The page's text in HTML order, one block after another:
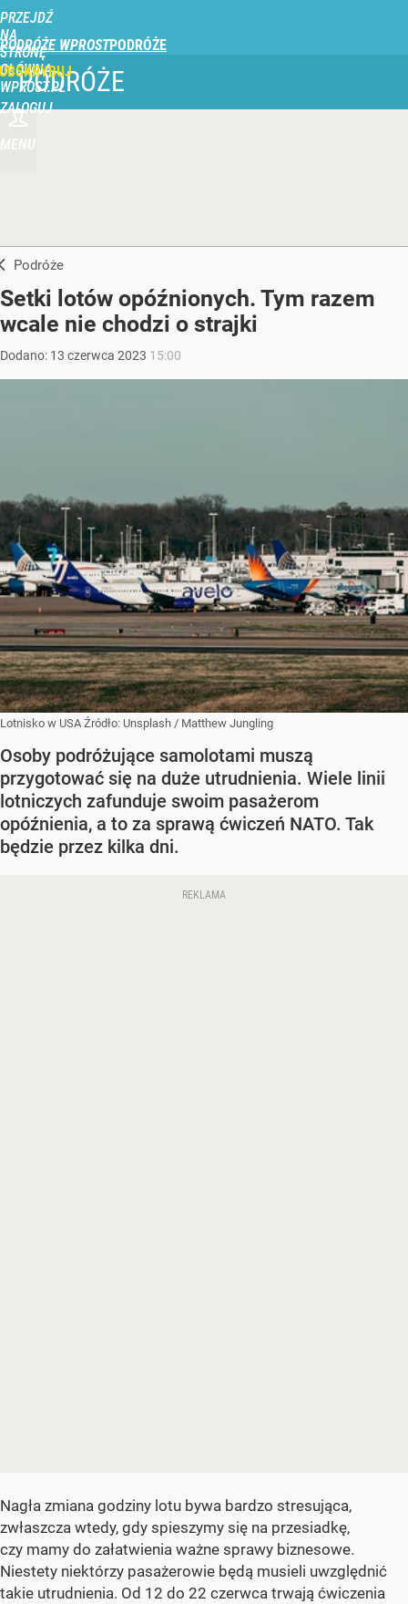
PRZEJDŹ
NA
STRONĘ
GŁÓWNĄ
WPROST.PL
PODRÓŻE WPROST
ZALOGUJ
MENU
PODRÓŻE
Podróże
Setki lotów opóźnionych. Tym razem
wcale nie chodzi o strajki
Dodano: 13 czerwca 2023 15:00
Lotnisko w USA Źródło: Unsplash / Matthew Jungling
Osoby podróżujące samolotami muszą
przygotować się na duże utrudnienia. Wiele linii
lotniczych zafunduje swoim pasażerom
opóźnienia, a to za sprawą ćwiczeń NATO. Tak
będzie przez kilka dni.
Nagła zmiana godziny lotu bywa bardzo stresująca,
zwłaszcza wtedy, gdy spieszymy się na przesiadkę,
czy mamy do załatwienia ważne sprawy biznesowe.
Niestety niektórzy pasażerowie będą musieli uwzględnić
takie utrudnienia. Od 12 do 22 czerwca trwają ćwiczenia